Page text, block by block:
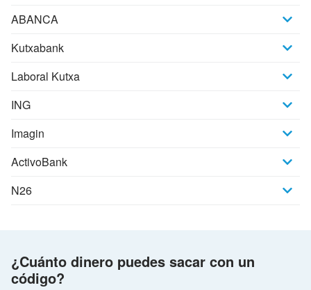
ABANCA
Kutxabank
Laboral Kutxa
ING
Imagin
ActivoBank
N26
¿Cuánto dinero puedes sacar con un
código?